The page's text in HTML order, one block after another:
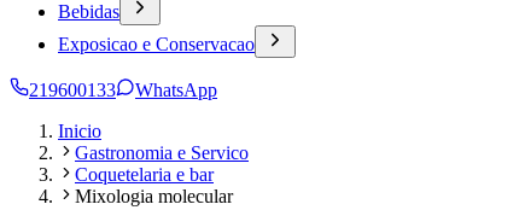
Bebidas
Exposicao e Conservacao
219600133
WhatsApp
Inicio
Gastronomia e Servico
Coquetelaria e bar
Mixologia molecular